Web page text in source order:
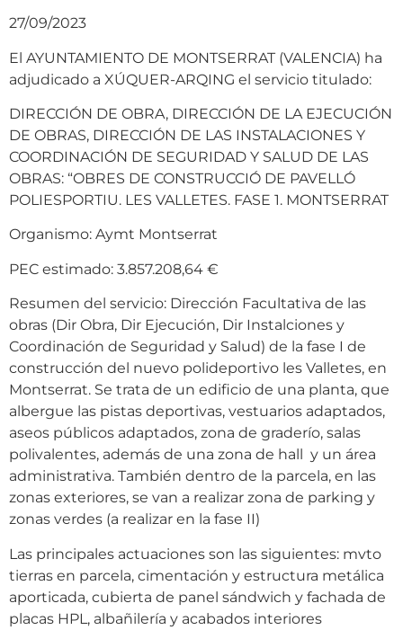
27/09/2023
El AYUNTAMIENTO DE MONTSERRAT (VALENCIA) ha
adjudicado a XÚQUER-ARQING el servicio titulado:
DIRECCIÓN DE OBRA, DIRECCIÓN DE LA EJECUCIÓN
DE OBRAS, DIRECCIÓN DE LAS INSTALACIONES Y
COORDINACIÓN DE SEGURIDAD Y SALUD DE LAS
OBRAS: “OBRES DE CONSTRUCCIÓ DE PAVELLÓ
POLIESPORTIU. LES VALLETES. FASE 1. MONTSERRAT
Organismo: Aymt Montserrat
PEC estimado: 3.857.208,64 €
Resumen del servicio: Dirección Facultativa de las
obras (Dir Obra, Dir Ejecución, Dir Instalciones y
Coordinación de Seguridad y Salud) de la fase I de
construcción del nuevo polideportivo les Valletes, en
Montserrat. Se trata de un edificio de una planta, que
albergue las pistas deportivas, vestuarios adaptados,
aseos públicos adaptados, zona de graderío, salas
polivalentes, además de una zona de hall y un área
administrativa. También dentro de la parcela, en las
zonas exteriores, se van a realizar zona de parking y
zonas verdes (a realizar en la fase II)
Las principales actuaciones son las siguientes: mvto
tierras en parcela, cimentación y estructura metálica
aporticada, cubierta de panel sándwich y fachada de
placas HPL, albañilería y acabados interiores